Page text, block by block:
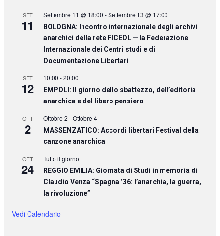
SET
11
Settembre 11 @ 18:00 -Settembre 13 @ 17:00
BOLOGNA: Incontro internazionale degli archivi
anarchici della rete FICEDL — la Federazione
Internazionale dei Centri studi e di
Documentazione Libertari
SET
12
10:00 -20:00
EMPOLI: Il giorno dello sbattezzo, dell’editoria
anarchica e del libero pensiero
OTT
2
Ottobre 2 -Ottobre 4
MASSENZATICO: Accordi libertari Festival della
canzone anarchica
OTT
24
Tutto il giorno
REGGIO EMILIA: Giornata di Studi in memoria di
Claudio Venza “Spagna ’36: l’anarchia, la guerra,
la rivoluzione”
Vedi Calendario